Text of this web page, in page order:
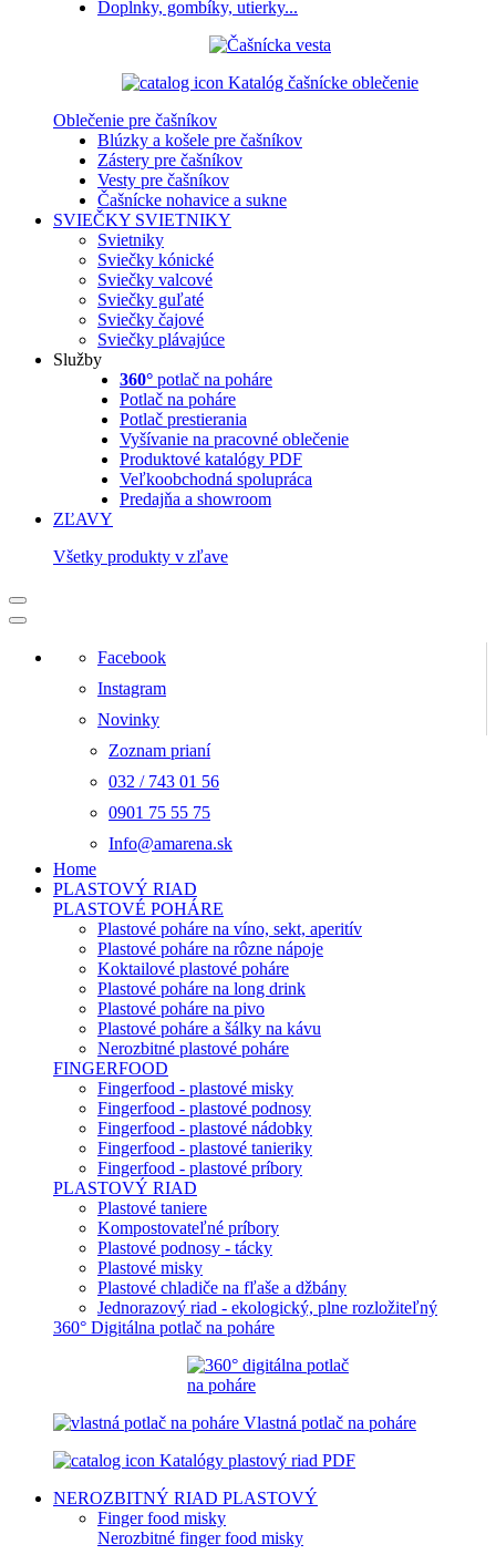
Doplnky, gombíky, utierky...
Katalóg čašnícke oblečenie
Oblečenie pre čašníkov
Blúzky a košele pre čašníkov
Zástery pre čašníkov
Vesty pre čašníkov
Čašnícke nohavice a sukne
SVIEČKY SVIETNIKY
Svietniky
Sviečky kónické
Sviečky valcové
Sviečky guľaté
Sviečky čajové
Sviečky plávajúce
Služby
360° potlač na poháre
Potlač na poháre
Potlač prestierania
Vyšívanie na pracovné oblečenie
Produktové katalógy PDF
Veľkoobchodná spolupráca
Predajňa a showroom
ZĽAVY
Všetky produkty v zľave
Facebook
Instagram
Novinky
Zoznam prianí
032 / 743 01 56
0901 75 55 75
Info@amarena.sk
Home
PLASTOVÝ RIAD
PLASTOVÉ POHÁRE
Plastové poháre na víno, sekt, aperitív
Plastové poháre na rôzne nápoje
Koktailové plastové poháre
Plastové poháre na long drink
Plastové poháre na pivo
Plastové poháre a šálky na kávu
Nerozbitné plastové poháre
FINGERFOOD
Fingerfood - plastové misky
Fingerfood - plastové podnosy
Fingerfood - plastové nádobky
Fingerfood - plastové tanieriky
Fingerfood - plastové príbory
PLASTOVÝ RIAD
Plastové taniere
Kompostovateľné príbory
Plastové podnosy - tácky
Plastové misky
Plastové chladiče na fľaše a džbány
Jednorazový riad - ekologický, plne rozložiteľný
360° Digitálna potlač na poháre
Vlastná potlač na poháre
Katalógy plastový riad PDF
NEROZBITNÝ RIAD PLASTOVÝ
Finger food misky
Nerozbitné finger food misky